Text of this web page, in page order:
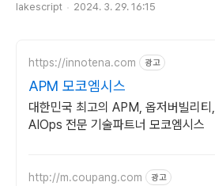
lakescript 2024. 3. 29. 16:15
https://innotena.com 광고
APM 모코엠시스
대한민국 최고의 APM, 옵저버빌리티,
AIOps 전문 기술파트너 모코엠시스
http://m.coupang.com 광고